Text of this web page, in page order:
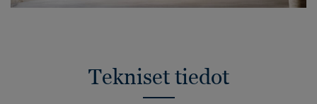
Tekniset tiedot